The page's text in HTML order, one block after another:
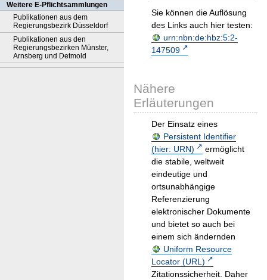
Weitere E-Pflichtsammlungen
Publikationen aus dem
Regierungsbezirk Düsseldorf
Publikationen aus den
Regierungsbezirken Münster,
Arnsberg und Detmold
Sie können die Auflösung
des Links auch hier testen:
urn:nbn:de:hbz:5:2-
147509
Nähere
Erläuterungen
Der Einsatz eines
Persistent Identifier
(hier: URN)
ermöglicht
die stabile, weltweit
eindeutige und
ortsunabhängige
Referenzierung
elektronischer Dokumente
und bietet so auch bei
einem sich ändernden
Uniform Resource
Locator (URL)
Zitationssicherheit. Daher